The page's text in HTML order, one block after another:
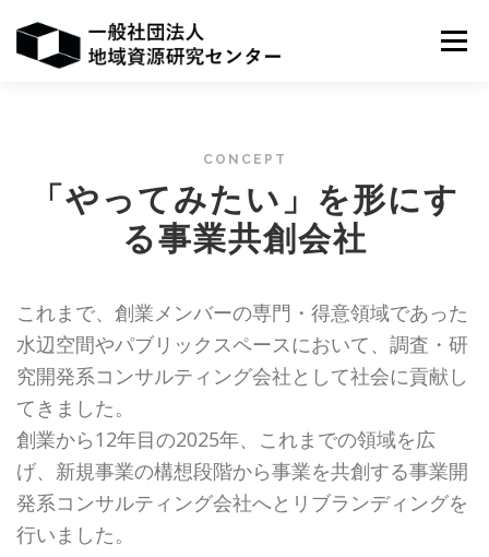
メニュー
お問い合わせ
CONCEPT
「やってみたい」を形にす
る事業共創会社
これまで、創業メンバーの専門・得意領域であった
水辺空間やパブリックスペースにおいて、調査・研
究開発系コンサルティング会社として社会に貢献し
てきました。
創業から12年目の2025年、これまでの領域を広
げ、新規事業の構想段階から事業を共創する事業開
発系コンサルティング会社へとリブランディングを
行いました。